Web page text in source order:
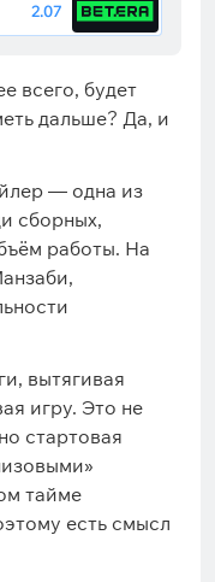
2.07
всего, будет
дальше? Да, и
— одна из
сборных,
работы. На
вытягивая
игру. Это не
стартовая
тайме
есть смысл